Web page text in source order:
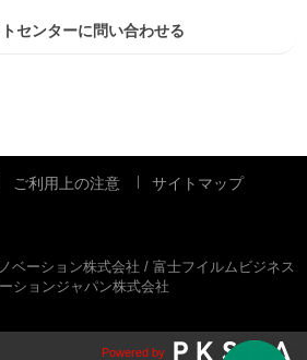
センターに問い合わせる
ご利用上の注意 サイトマップ
ベーション株式会社 / 富士フイルムビジネス
ションジャパン株式会社
Powered by